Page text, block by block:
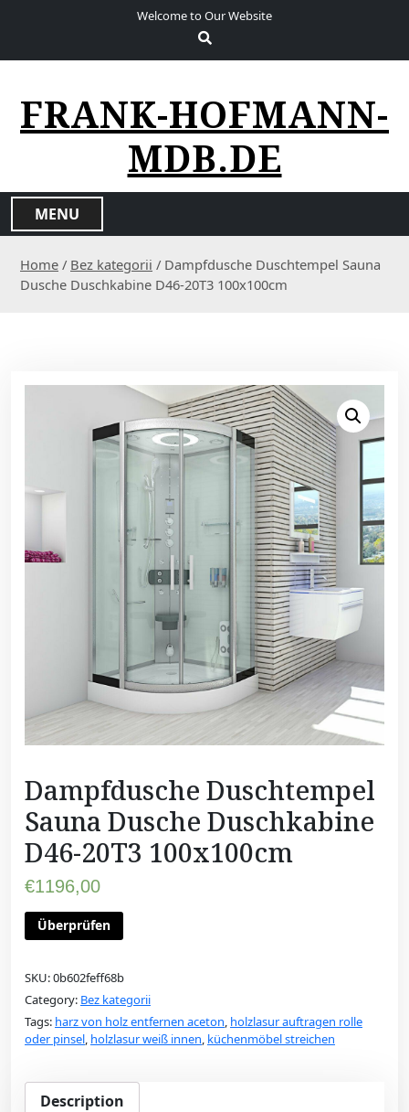
Welcome to Our Website
FRANK-HOFMANN-
MDB.DE
MENU
Home / Bez kategorii / Dampfdusche Duschtempel Sauna
Dusche Duschkabine D46-20T3 100x100cm
Dampfdusche Duschtempel
Sauna Dusche Duschkabine
D46-20T3 100x100cm
€1196,00
Überprüfen
SKU:0b602feff68b
Category: Bez kategorii
Tags: harz von holz entfernen aceton, holzlasur auftragen rolle
oder pinsel, holzlasur weiß innen, küchenmöbel streichen
Description